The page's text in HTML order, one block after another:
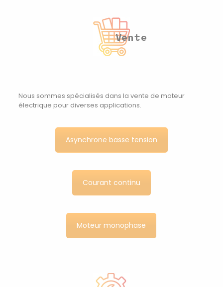
Vente
Nous sommes spécialisés dans la vente de moteur
électrique pour diverses applications.
Asynchrone basse tension
Courant continu
Moteur monophase